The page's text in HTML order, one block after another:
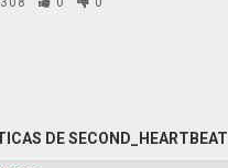
DE SECOND_HEARTBEAT